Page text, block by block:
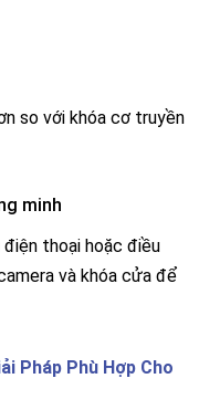
so với khóa cơ truyền
minh
thoại hoặc điều
và khóa cửa để
Pháp Phù Hợp Cho